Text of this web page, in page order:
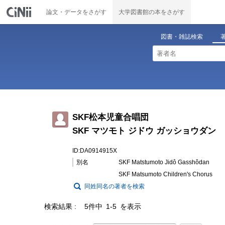
論文・データをさがす 大学図書館の本をさがす
図書・雑誌検索
SKF松本児童合唱団
SKF マツモト ジドウ ガッショウダン
ID:DA0914915X
別名
SKF Matstumoto Jidô Gasshôdan
SKF Matsumoto Children's Chorus
同姓同名の著者を検索
検索結果 5件中 1-5 を表示